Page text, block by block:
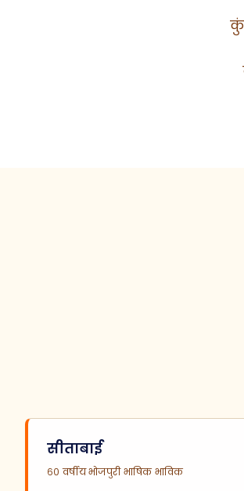
सीताबाई
६० वर्षीय भोजपुरी भाषिक भाविक